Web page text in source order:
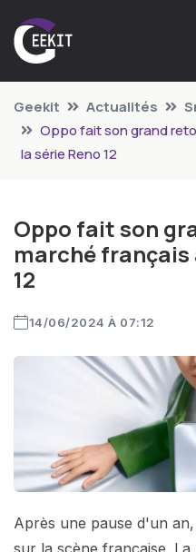
Geekit Actualités
Oppo fait son grand
la série Reno 12
Oppo fait son
marché français
12
14/06/2024 À 07:12
Après une pause d'un
sur la scène française.